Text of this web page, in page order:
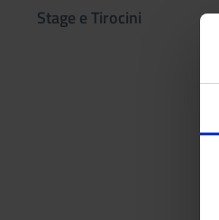
Stage e Tirocini